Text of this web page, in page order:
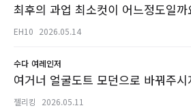
최후의 과업 최소컷이 어느정도일까
EH10 2026.05.14
수다 여레인저
여거너 얼굴도트 모던으로 바꿔주
젤리킹 2026.05.11